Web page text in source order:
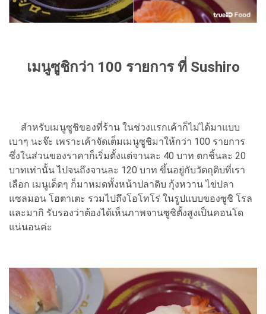
เมนูซูชิกว่า 100 รายการ ที่ Sushiro
สำหรับเมนูซูชิของที่ร้าน ในช่วงแรกเค้าก็ไม่ได้มาแบบ
เบาๆ นะจ๊ะ เพราะเค้าจัดเต็มเมนูซูชิมาให้กว่า 100 รายการ
ซึ่งในส่วนของราคาก็เริ่มตั้งแต่จานละ 40 บาท ตกชิ้นละ 20
บาทเท่านั้น ไปจนถึงจานละ 120 บาท ขึ้นอยู่กับวัตถุดิบที่เรา
เลือก เมนูเด็ดๆ ก็มาหมดทั้งหน้าปลาดิบ กุ้งหวาน ไข่ปลา
แซลมอน โฮตาเตะ รวมไปถึงโอโทโร่ ในรูปแบบของซูชิ โรล
และมากิ รับรองว่าต้องได้เห็นภาพจานซูชิตั้งสูงเป็นคอนโด
แน่นอนค่ะ